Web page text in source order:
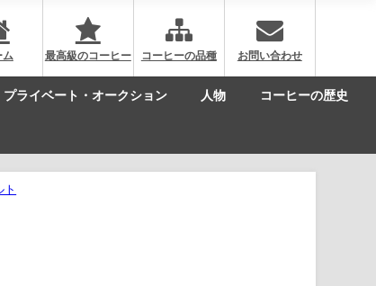
ム 最高級のコーヒー コーヒーの品種 お問い合わせ
プライベート・オークション 人物 コーヒーの歴史
ト